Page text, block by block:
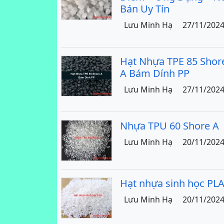
Bán Uy Tín
Lưu Minh Hạ 27/11/2024
Hạt Nhựa TPE 85
A Bám Dính PP
Lưu Minh Hạ 27/11/2024
Nhựa TPU 60 Shore A
Lưu Minh Hạ 20/11/2024
Hạt nhựa sinh học PLA
Lưu Minh Hạ 20/11/2024